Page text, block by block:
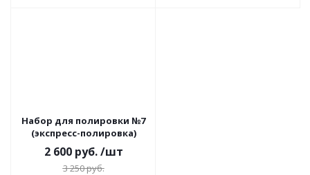
Набор для полировки №7
(экспресс-полировка)
2 600руб. /шт
3 250руб.